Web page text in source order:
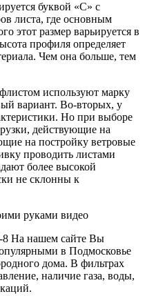
буквой «С» с
листа, где основным
этот размер варьируется в
профиля определяет
Чем она больше, тем
используют марку
вариант. Во-вторых, у
Но при выборе
действующие на
на постройку ветровые
проводить листами
более высокой
не склонны к
На нашем сайте Вы
в Подмосковье
дома. В фильтрах
наличие газа, воды,